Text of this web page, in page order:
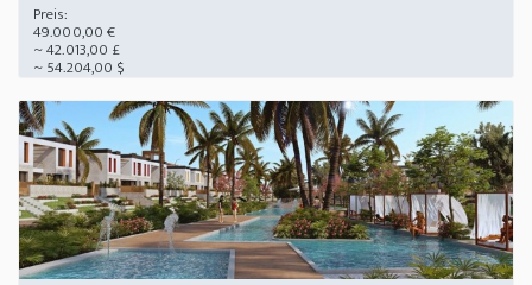
Preis:
49.000,00 €
~ 42.013,00 £
~ 54.204,00 $